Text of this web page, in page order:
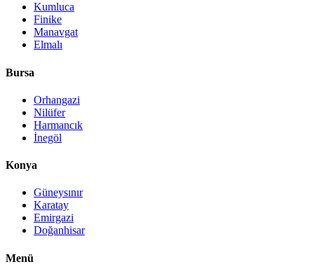
Kumluca
Finike
Manavgat
Elmalı
Bursa
Orhangazi
Nilüfer
Harmancık
İnegöl
Konya
Güneysınır
Karatay
Emirgazi
Doğanhisar
Menü